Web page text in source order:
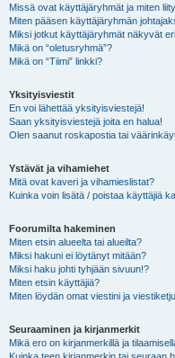
Missä ovat käyttäjäryhmät ja miten
Miten pääsen käyttäjäryhmän
Miksi jotkut käyttäjäryhmät näkyvät
Mikä on “oletusryhmä”?
Mikä on “Tiimi” linkki?
Yksityisviestit
En voi lähettää yksityisviestejä!
Saan yksityisviestejä joita en halua!
Olen saanut roskapostia tai
Ystävät ja vihamiehet
Mitä ovat kaveri ja vihamieslistat?
Kuinka voin lisätä / poistaa käyttäjiä
Foorumilta hakeminen
Miten etsin alueelta tai alueilta?
Miksi hakuni ei löytänyt mitään?
Miksi haku johti tyhjään sivuun!?
Miten etsin käyttäjiä?
Miten löydän omat viestini ja
Seuraaminen ja kirjanmerkit
Mikä ero on kirjanmerkillä ja